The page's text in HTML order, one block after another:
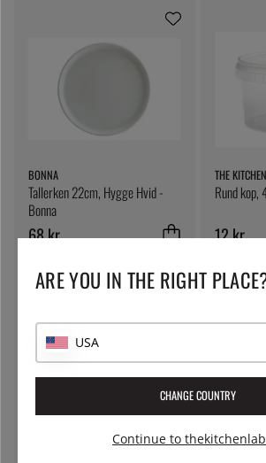
BONNA
Tallerken 22cm, Hygge Hvid -
Bonna
68 kr.
THE
Rund
12 kr.
BONNA
ARE YOU IN THE RIGHT
USA
CHANGE COUNTRY
Continue to